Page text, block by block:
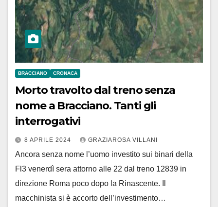
BRACCIANO CRONACA
Morto travolto dal treno senza
nome a Bracciano. Tanti gli
interrogativi
8 APRILE 2024 GRAZIAROSA VILLANI
Ancora senza nome l’uomo investito sui binari della
Fl3 venerdì sera attorno alle 22 dal treno 12839 in
direzione Roma poco dopo la Rinascente. Il
macchinista si è accorto dell’investimento…